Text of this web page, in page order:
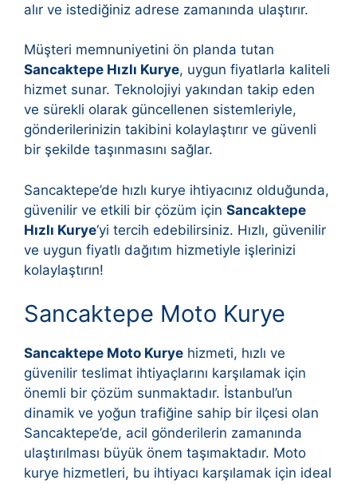
alır ve istediğiniz adrese zamanında ulaştırır.
Müşteri memnuniyetini ön planda tutan
Sancaktepe Hızlı Kurye, uygun fiyatlarla kaliteli
hizmet sunar. Teknolojiyi yakından takip eden
ve sürekli olarak güncellenen sistemleriyle,
gönderilerinizin takibini kolaylaştırır ve güvenli
bir şekilde taşınmasını sağlar.
Sancaktepe’de hızlı kurye ihtiyacınız olduğunda,
güvenilir ve etkili bir çözüm için Sancaktepe
Hızlı Kurye‘yi tercih edebilirsiniz. Hızlı, güvenilir
ve uygun fiyatlı dağıtım hizmetiyle işlerinizi
kolaylaştırın!
Sancaktepe Moto Kurye
Sancaktepe Moto Kurye hizmeti, hızlı ve
güvenilir teslimat ihtiyaçlarını karşılamak için
önemli bir çözüm sunmaktadır. İstanbul’un
dinamik ve yoğun trafiğine sahip bir ilçesi olan
Sancaktepe’de, acil gönderilerin zamanında
ulaştırılması büyük önem taşımaktadır. Moto
kurye hizmetleri, bu ihtiyacı karşılamak için ideal